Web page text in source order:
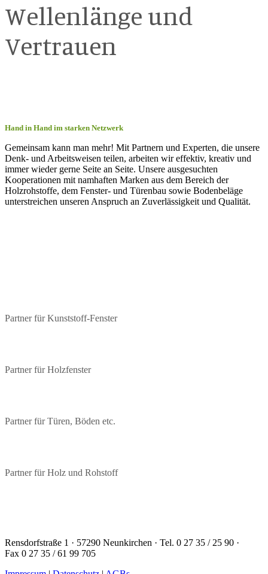
Wellenlänge und
Vertrauen
Hand in Hand im starken Netzwerk
Gemeinsam kann man mehr! Mit Partnern und Experten, die unsere
Denk- und Arbeitsweisen teilen, arbeiten wir effektiv, kreativ und
immer wieder gerne Seite an Seite. Unsere ausgesuchten
Kooperationen mit namhaften Marken aus dem Bereich der
Holzrohstoffe, dem Fenster- und Türenbau sowie Bodenbeläge
unterstreichen unseren Anspruch an Zuverlässigkeit und Qualität.
Partner für Kunststoff-Fenster
Partner für Holzfenster
Partner für Türen, Böden etc.
Partner für Holz und Rohstoff
Rensdorfstraße 1 · 57290 Neunkirchen · Tel. 0 27 35 / 25 90 ·
Fax 0 27 35 / 61 99 705